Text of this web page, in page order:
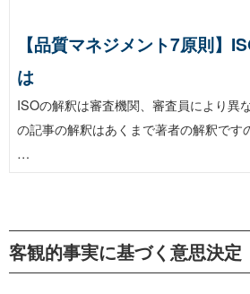
【品質マネジメント7原則】
は
ISOの解釈は審査機関、審査員により異
の記事の解釈はあくまで著者の解釈です
…
客観的事実に基づく意思決定